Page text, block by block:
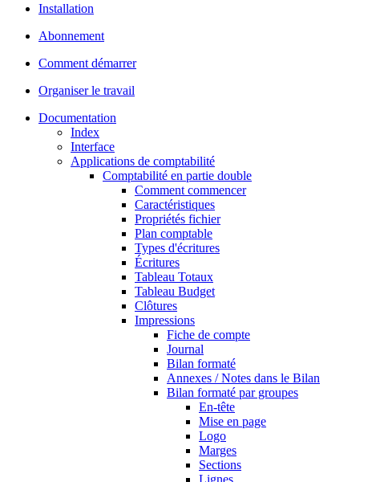
Installation
Abonnement
Comment démarrer
Organiser le travail
Documentation
Index
Interface
Applications de comptabilité
Comptabilité en partie double
Comment commencer
Caractéristiques
Propriétés fichier
Plan comptable
Types d'écritures
Écritures
Tableau Totaux
Tableau Budget
Clôtures
Impressions
Fiche de compte
Journal
Bilan formaté
Annexes / Notes dans le Bilan
Bilan formaté par groupes
En-tête
Mise en page
Logo
Marges
Sections